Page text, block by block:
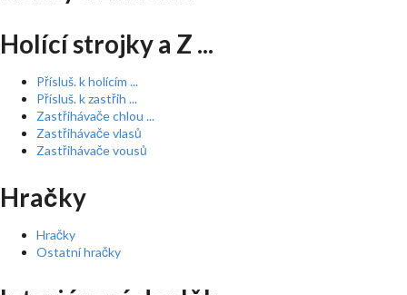
Holící strojky a Z ...
Přísluš. k holícím ...
Přísluš. k zastřih ...
Zastřihávače chlou ...
Zastřihávače vlasů
Zastřihávače vousů
Hračky
Hračky
Ostatní hračky